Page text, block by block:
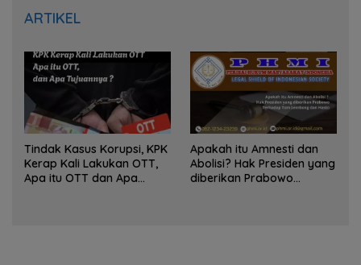
ARTIKEL
Tindak Kasus Korupsi, KPK
Kerap Kali Lakukan OTT,
Apa itu OTT dan Apa
Apakah itu Amnesti dan
Abolisi? Hak Presiden yang
diberikan Prabowo